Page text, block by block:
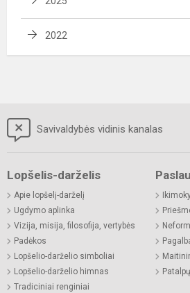
2022
Savivaldybės vidinis kanalas
Lopšelis-darželis
Apie lopšelį-darželį
Ugdymo aplinka
Vizija, misija, filosofija, vertybės
Padėkos
Lopšelio-darželio simboliai
Lopšelio-darželio himnas
Tradiciniai renginiai